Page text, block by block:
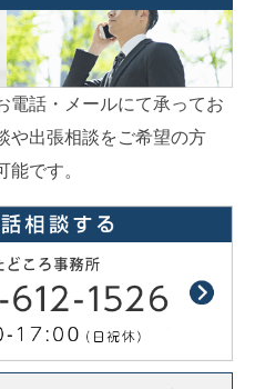
電話・メールにて承ってお
や出張相談をご希望の方
能です。